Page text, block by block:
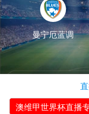
曼宁厄蓝调
澳维甲世界杯直播